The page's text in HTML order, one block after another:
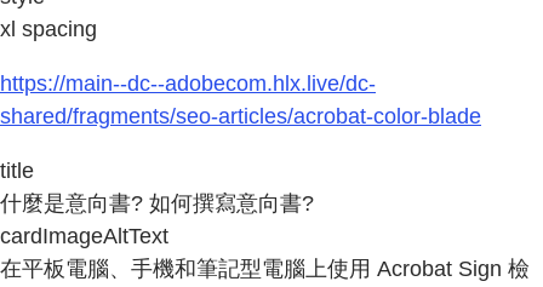
xl spacing
https://main--dc--adobecom.hlx.live/dc-
shared/fragments/seo-articles/acrobat-color-blade
title
什麼是意向書? 如何撰寫意向書?
cardImageAltText
在平板電腦、手機和筆記型電腦上使用 Acrobat Sign 檢